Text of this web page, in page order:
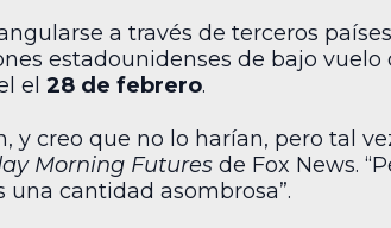
a través de terceros
estadounidenses de bajo vuelo
el 28 de febrero.
y creo que no lo harían, pero tal
Morning Futures de Fox News.
una cantidad asombrosa”.